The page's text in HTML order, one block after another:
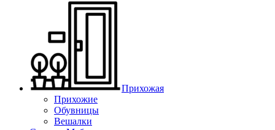
Прихожая
Прихожие
Обувницы
Вешалки